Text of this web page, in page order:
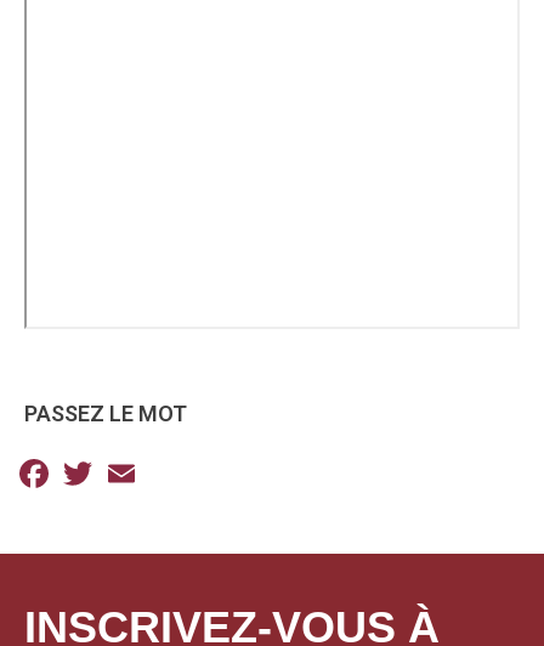
PASSEZ LE MOT
Facebook
Twitter
INSCRIVEZ-VOUS À